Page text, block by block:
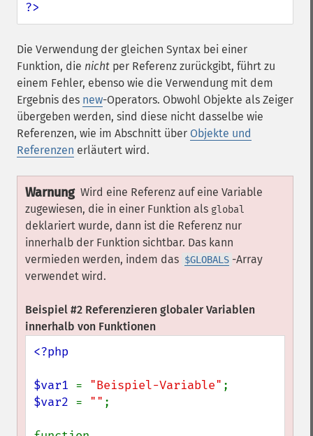
?>
Die Verwendung der gleichen Syntax bei einer
Funktion, die nicht per Referenz zurückgibt, führt zu
einem Fehler, ebenso wie die Verwendung mit dem
Ergebnis des new-Operators. Obwohl Objekte als Zeiger
übergeben werden, sind diese nicht dasselbe wie
Referenzen, wie im Abschnitt über Objekte und
Referenzen erläutert wird.
Warnung Wird eine Referenz auf eine Variable
zugewiesen, die in einer Funktion als global
deklariert wurde, dann ist die Referenz nur
innerhalb der Funktion sichtbar. Das kann
vermieden werden, indem das $GLOBALS -Array
verwendet wird.
Beispiel #2 Referenzieren globaler Variablen
innerhalb von Funktionen
<?php
$var1 = "Beispiel-Variable"
$var2 = "" ;